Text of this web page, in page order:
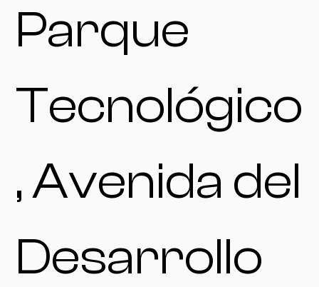
Parque
Tecnológico
, Avenida del
Desarrollo